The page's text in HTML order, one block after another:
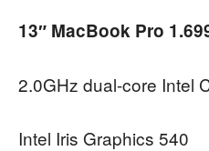
13″ MacBook Pro
2.0GHz dual-core Intel
Intel Iris Graphics 540